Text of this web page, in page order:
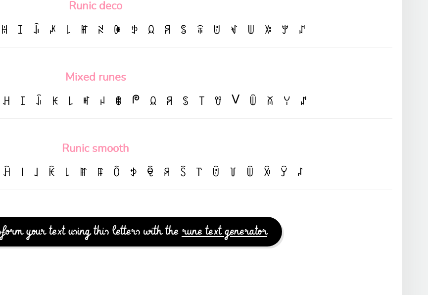
Runic deco
ꀍ ꀤ ꀭ ꈵ ꒒ ꂵ ꋊ ꁏ ꉣ ꆰ ꋪ ꌚ ꋖ ꌈ ꃴ ꅐ ꋚ ꂖ ꁴ
Mixed runes
ꃅ ꀤ ꀭ ꀘ ꒒ ꎭ ꈤ ꂦ ᖘ ꆰ ꋪ ꌗ ꓄ ꀎ ᐯ ꅏ ꊼ ꌩ ꁴ
Runic smooth
ꃄ ꒐ ꒑ ꀗ ꒒ ꂵ ꁹ ꄱ ꉣ ꋟ ꋪ ꇘ ꓅ ꌇ ꒦ ꅏ ꋋ ꌥ ꒗
your text using this letters with therune text generator